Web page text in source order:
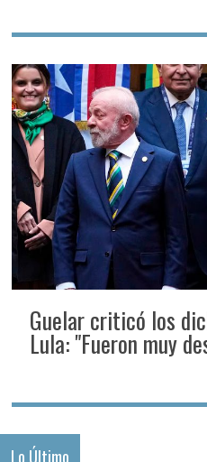
Guelar criticó los
Lula: "Fueron muy
Lo Último